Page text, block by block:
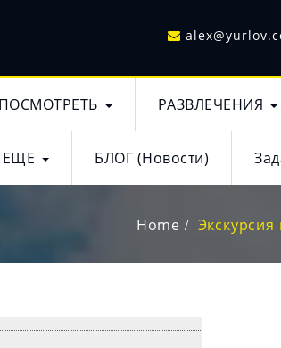
РАЗВЛЕЧЕНИЯ
ЕЩЕ БЛОГ (Новости)
Home Экскурсия